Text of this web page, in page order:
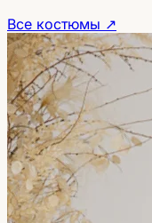
Все костюмы ↗